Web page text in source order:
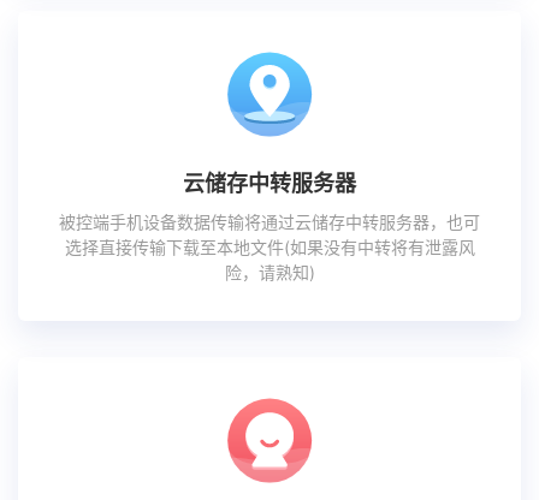
云储存中转服务器
被控端手机设备数据传输将通过云储存中转服务器，也可
选择直接传输下载至本地文件(如果没有中转将有泄露风
险，请熟知)